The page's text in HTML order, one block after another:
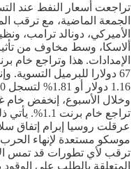
تراجعت أسعار النفط عند
الجمعة الماضية، مع ترقب
الأميركي، دونالد ترامب،
ألاسكا، وسط مخاوف من
67 دولارا للبرميل
تراجع خام
عرقلت روسيا إبرام إتفاق
موسكو مستعدة لإنهاء
ترقب لأي تطورات قد تمس
المتعلقة بالطلب على